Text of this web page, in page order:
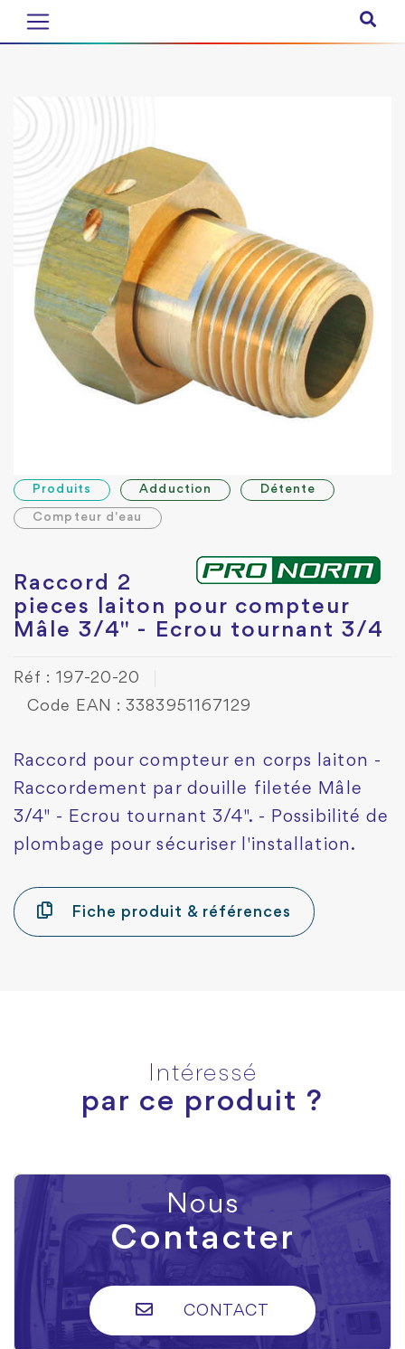
Produits Adduction Détente
Compteur d'eau
Raccord 2
pieces laiton pour compteur
Mâle 3/4" - Ecrou tournant 3/4
Réf : 197-20-20
Code EAN : 3383951167129
Raccord pour compteur en corps laiton -
Raccordement par douille filetée Mâle
3/4" - Ecrou tournant 3/4". - Possibilité de
plombage pour sécuriser l'installation.
Fiche produit & références
Intéressé
par ce produit ?
Nous
Contacter
CONTACT